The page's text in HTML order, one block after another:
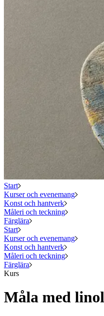
Start
Kurser och evenemang
Konst och hantverk
Måleri och teckning
Färglära
Start
Kurser och evenemang
Konst och hantverk
Måleri och teckning
Färglära
Kurs
Måla med